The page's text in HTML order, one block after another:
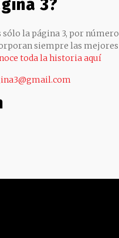
3?
sólo la página 3, por
siempre las
toda la historia aquí